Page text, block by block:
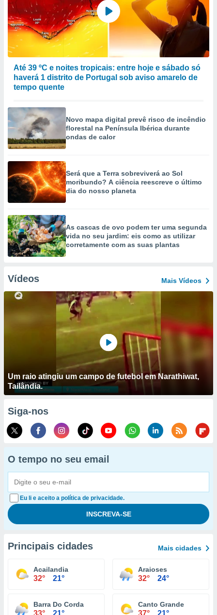
Até 39 ºC e noites tropicais: entre hoje e sábado só
haverá 1 distrito de Portugal sob aviso amarelo de
tempo quente
Novo mapa digital prevê risco de incêndio
florestal na Península Ibérica durante
ondas de calor
Será que a Terra sobreviverá ao Sol
moribundo? A ciência reescreve o último
dia do nosso planeta
As cascas de ovo podem ter uma segunda
vida no seu jardim: eis como as utilizar
corretamente com as suas plantas
Vídeos Mais Vídeos
Um raio atingiu um campo de futebol em Narathiwat,
Tailândia.
Siga-nos
O tempo no seu email
Eu li e aceito a política de privacidade.
Principais cidades Mais cidades
Acailandia
32° 21°
Araioses
32° 24°
Barra Do Corda
33° 21°
Canto Grande
37° 21°